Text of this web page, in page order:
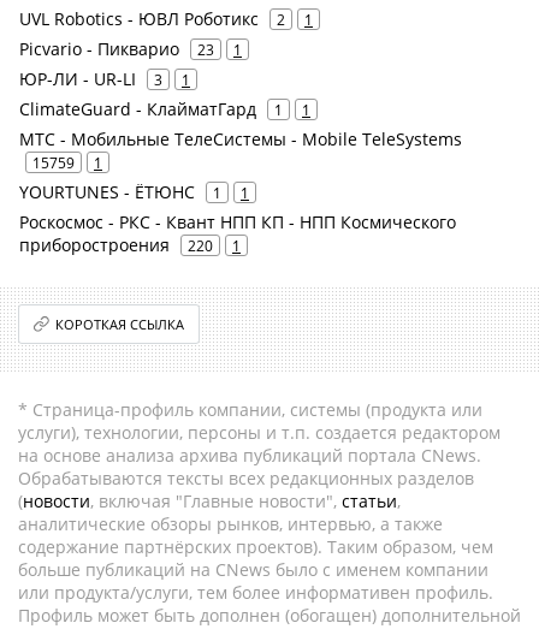
UVL Robotics - ЮВЛ Роботикс 2 1
Picvario - Пикварио 23 1
ЮР-ЛИ - UR-LI 3 1
ClimateGuard - КлайматГард 1 1
МТС - Мобильные ТелеСистемы - Mobile TeleSystems
15759 1
YOURTUNES - ЁТЮНС 1 1
Роскосмос - РКС - Квант НПП КП - НПП Космического
приборостроения
220 1
КОРОТКАЯ ССЫЛКА
* Страница-профиль компании, системы (продукта или
услуги), технологии, персоны и т.п. создается редактором
на основе анализа архива публикаций портала CNews.
Обрабатываются тексты всех редакционных разделов
(новости, включая "Главные новости", статьи,
аналитические обзоры рынков, интервью, а также
содержание партнёрских проектов). Таким образом, чем
больше публикаций на CNews было с именем компании
или продукта/услуги, тем более информативен профиль.
Профиль может быть дополнен (обогащен) дополнительной